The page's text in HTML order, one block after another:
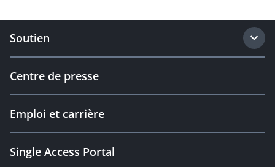
Soutien
Centre de presse
Emploi et carrière
Single Access Portal